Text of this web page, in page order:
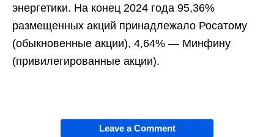
энергетики. На конец 2024 года 95,36%
размещенных акций принадлежало Росатому
(обыкновенные акции), 4,64% — Минфину
(привилегированные акции).
Leave a Comment